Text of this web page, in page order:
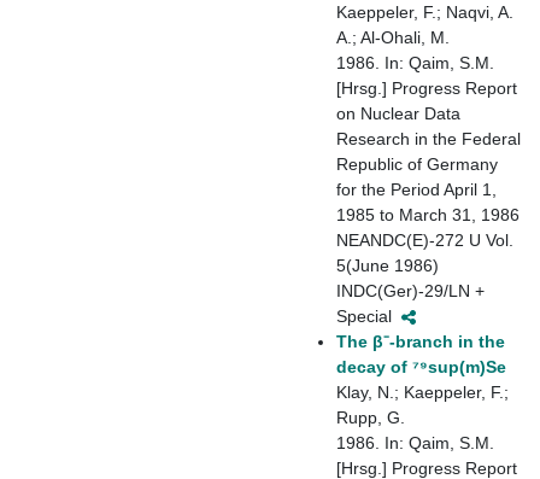
Kaeppeler, F.; Naqvi, A.
A.; Al-Ohali, M.
1986. In: Qaim, S.M.
[Hrsg.] Progress Report
on Nuclear Data
Research in the Federal
Republic of Germany
for the Period April 1,
1985 to March 31, 1986
NEANDC(E)-272 U Vol.
5(June 1986)
INDC(Ger)-29/LN +
Special
The β⁻-branch in the
decay of ⁷⁹sup(m)Se
Klay, N.; Kaeppeler, F.;
Rupp, G.
1986. In: Qaim, S.M.
[Hrsg.] Progress Report